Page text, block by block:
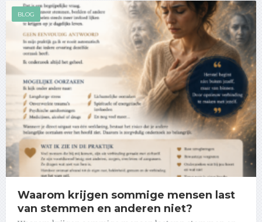
BLOG
Waarom krijgen sommige mensen last
van stemmen en anderen niet?